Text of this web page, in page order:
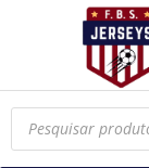
Pesquisar
produtos